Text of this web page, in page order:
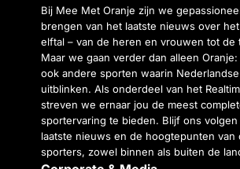
Bij Mee Met Oranje zijn we
brengen van het laatste nieuws over
elftal – van de heren en vrouwen tot de
Maar we gaan verder dan alleen
ook andere sporten waarin
uitblinken. Als onderdeel van het
streven we ernaar jou de meest
sportervaring te bieden. Blijf ons
laatste nieuws en de hoogtepunten van
sporters, zowel binnen als buiten de